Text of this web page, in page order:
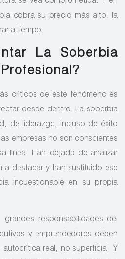
cobra su precio más alto: la
a tiempo.
La Soberbia
críticos de este fenómeno es
desde dentro. La soberbia
de liderazgo, incluso de éxito
empresas no son conscientes
línea. Han dejado de analizar
a destacar y han sustituido ese
incuestionable en su propia
responsabilidades del
y emprendedores deben
real, no superficial. Y